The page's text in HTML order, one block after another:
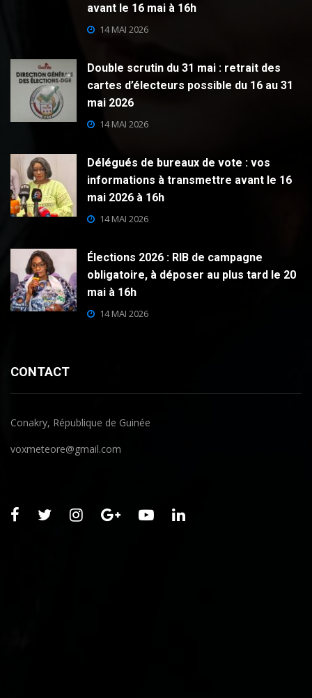
avant le 16 mai à 16h
14 MAI 2026
Double scrutin du 31 mai : retrait des
cartes d’électeurs possible du 16 au 31
mai 2026
14 MAI 2026
Délégués de bureaux de vote : vos
informations à transmettre avant le 16
mai 2026 à 16h
14 MAI 2026
Élections 2026 : RIB de campagne
obligatoire, à déposer au plus tard le 20
mai à 16h
14 MAI 2026
CONTACT
Conakry, République de Guinée
voxmeteore@gmail.com